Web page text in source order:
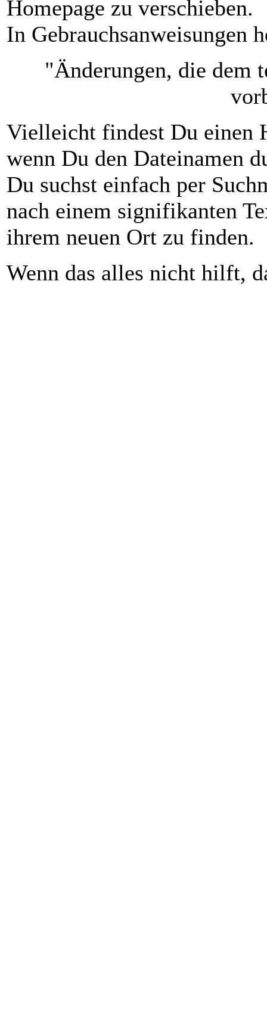
Homepage zu verschieben.
In Gebrauchsanweisungen
"Änderungen, die dem
Vielleicht findest Du einen
wenn Du den Dateinamen
Du suchst einfach per
nach einem signifikanten
ihrem neuen Ort zu finden.
Wenn das alles nicht hilft,